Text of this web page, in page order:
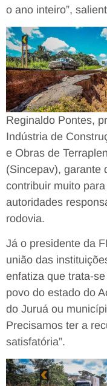
o ano inteiro”,
Reginaldo Pontes,
Indústria de
e Obras de
(Sincepav), garante
contribuir muito
autoridades
rodovia.
Já o presidente da
união das
enfatiza que trata-
povo do estado do
do Juruá ou
Precisamos ter a
satisfatória”.